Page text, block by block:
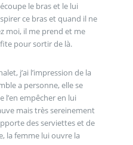
le bras et le lui
ce bras et quand il ne
moi, il me prend et me
pour sortir de là.
j’ai l’impression de la
a personne, elle se
l’en empêcher en lui
mais très sereinement
des serviettes et de
la femme lui ouvre la